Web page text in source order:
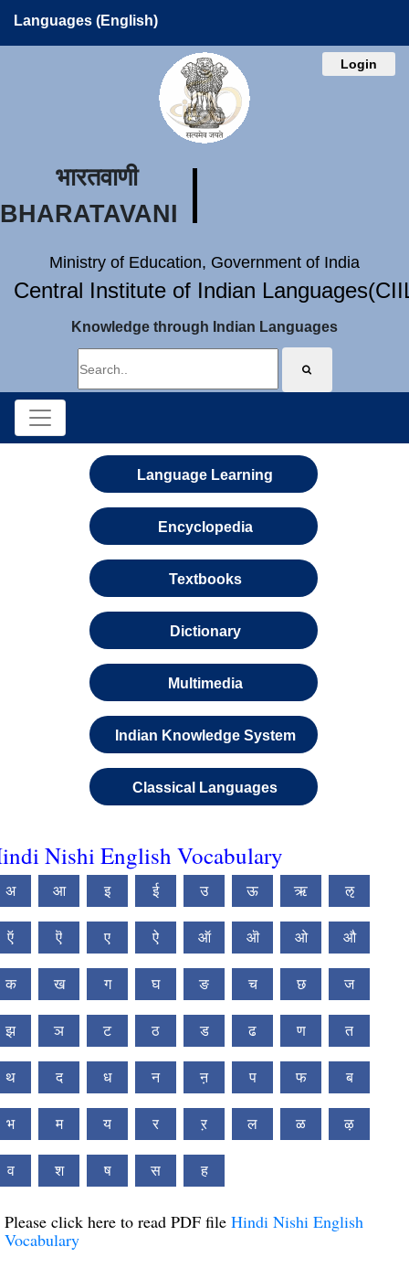
Languages (English)
Login
भारतवाणी
BHARATAVANI
Ministry of Education, Government of India
Central Institute of Indian
Knowledge through Indian Languages
Language Learning
Encyclopedia
Textbooks
Dictionary
Multimedia
Indian Knowledge System
Classical Languages
Nishi English Vocabulary
अ आ इ ई उ ऊ ऋ ऌ
ऍ ऎ ए ऐ ऑ ऒ ओ औ
क ख ग घ ङ च छ ज
झ ञ ट ठ ड ढ ण त
थ द ध न ऩ प फ ब
भ म य र ऱ ल ळ ऴ
व श ष स ह
Please click here to read PDF file Hindi Nishi English
Vocabulary